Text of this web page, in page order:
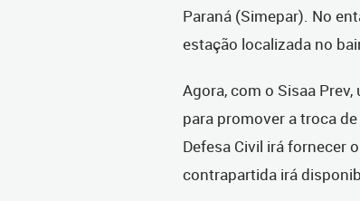
Paraná (Simepar). No
estação localizada no
Agora, com o Sisaa
para promover a troca
Defesa Civil irá fornecer
contrapartida irá